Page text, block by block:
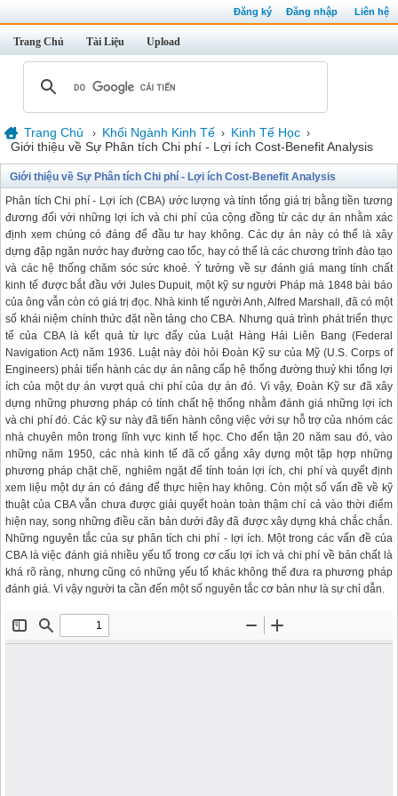
Đăng ký Đăng nhập Liên hệ
Trang Chủ Tài Liệu Upload
Trang Chủ › Khối Ngành Kinh Tế › Kinh Tế Học ›
Giới thiệu về Sự Phân tích Chi phí - Lợi ích Cost-Benefit Analysis
Giới thiệu về Sự Phân tích Chi phí - Lợi ích Cost-Benefit Analysis
Phân tích Chi phí - Lợi ích (CBA) ước lượng và tính tổng giá trị bằng tiền tương
đương đối với những lợi ích và chi phí của cộng đồng từ các dự án nhằm xác
định xem chúng có đáng để đầu tư hay không. Các dự án này có thể là xây
dựng đập ngăn nước hay đường cao tốc, hay có thể là các chương trình đào tạo
và các hệ thống chăm sóc sức khoẻ. Ý tưởng về sự đánh giá mang tính chất
kinh tế được bắt đầu với Jules Dupuit, một kỹ sư người Pháp mà 1848 bài báo
của ông vẫn còn có giá trị đọc. Nhà kinh tế người Anh, Alfred Marshall, đã có một
số khái niệm chính thức đặt nền tảng cho CBA. Nhưng quá trình phát triển thực
tế của CBA là kết quả từ lực đẩy của Luật Hàng Hải Liên Bang (Federal
Navigation Act) năm 1936. Luật này đòi hỏi Đoàn Kỹ sư của Mỹ (U.S. Corps of
Engineers) phải tiến hành các dự án nâng cấp hệ thống đường thuỷ khi tổng lợi
ích của một dự án vượt quá chi phí của dự án đó. Vì vậy, Đoàn Kỹ sư đã xây
dựng những phương pháp có tính chất hệ thống nhằm đánh giá những lợi ích
và chi phí đó. Các kỹ sư này đã tiến hành công việc với sự hỗ trợ của nhóm các
nhà chuyên môn trong lĩnh vực kinh tế học. Cho đến tận 20 năm sau đó, vào
những năm 1950, các nhà kinh tế đã cố gắng xây dựng một tập hợp những
phương pháp chặt chẽ, nghiêm ngặt để tính toán lợi ích, chi phí và quyết định
xem liệu một dự án có đáng để thực hiện hay không. Còn một số vấn đề về kỹ
thuật của CBA vẫn chưa được giải quyết hoàn toàn thậm chí cả vào thời điểm
hiện nay, song những điều căn bản dưới đây đã được xây dựng khá chắc chắn.
Những nguyên tắc của sự phân tích chi phí - lợi ích. Một trong các vấn đề của
CBA là việc đánh giá nhiều yếu tố trong cơ cấu lợi ích và chi phí về bản chất là
khá rõ ràng, nhưng cũng có những yếu tố khác không thể đưa ra phương pháp
đánh giá. Vì vậy người ta cần đến một số nguyên tắc cơ bản như là sự chỉ dẫn.